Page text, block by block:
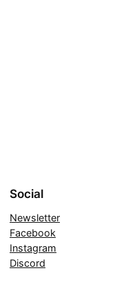
Social
Newsletter
Facebook
Instagram
Discord